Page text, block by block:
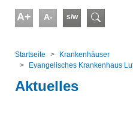
A+ A- s/w
Startseite
Kranken­häuser
Evangelisches Krankenhaus
Aktuelles